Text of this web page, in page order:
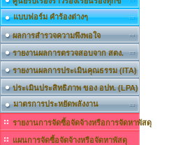
แบบฟอร์ม คำร้องต่างๆ
ผลการสำรวจความพึงพอใจ
รายงานผลการตรวจสอบจาก สตง.
รายงานผลการประเมินคุณธรรม (ITA)
ประเมินประสิทธิภาพ ของ อปท. (LPA)
มาตรการประหยัดพลังงาน
รายงานการจัดซื้อจัดจ้างหรือการจัดหาพัสดุ
แผนการจัดซื้อจัดจ้างหรือจัดหาพัสดุ